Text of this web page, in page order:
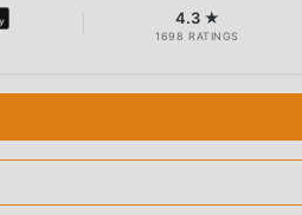
4.3 ★
1698 RATINGS